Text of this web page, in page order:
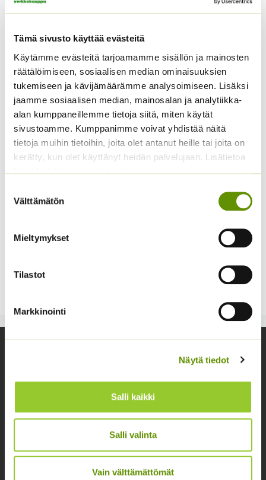
Tämä sivusto käyttää evästeitä
Käytämme evästeitä tarjoamamme sisällön ja mainosten
räätälöimiseen, sosiaalisen median ominaisuuksien
tukemiseen ja kävijämäärämme analysoimiseen. Lisäksi
jaamme sosiaalisen median, mainosalan ja analytiikka-
alan kumppaneillemme tietoja siitä, miten käytät
sivustoamme. Kumppanimme voivat yhdistää näitä
tietoja muihin tietoihin, joita olet antanut heille tai joita on
kerätty, kun olet käyttänyt heidän palvelujaan. Lisätietoa
käyttämistämme evästeistä
valinta
Välttämätön
Mieltymykset
Tilastot
Markkinointi
Näytä tiedot
Salli kaikki
Salli valinta
Vain välttämättömät
Kuvaus
Lisätiedot
Kuvaus
Korkeus 60 cm. Oranssi puistodaalia. Daalian juurakot
hyötyvät kuukauden tai kahden esikasvatuksesta. Ne
esikasvatus auttaa juurakoita juurtumisessa ja
istuttamista. Taimet siirretään aluksi ulos päivisin ja
takaisin sisälle yöksi. Kun hallan vaara on ohi (kesäkuun
kannattaa peitellä harsolla.
info@siemenvesa.fi
Keskuskatu 40, Aito kaupan yhteydessä. 38700
Kankaanpää.
Noutopiste avoinna sopimuksen mukaan ja arkisin 10-